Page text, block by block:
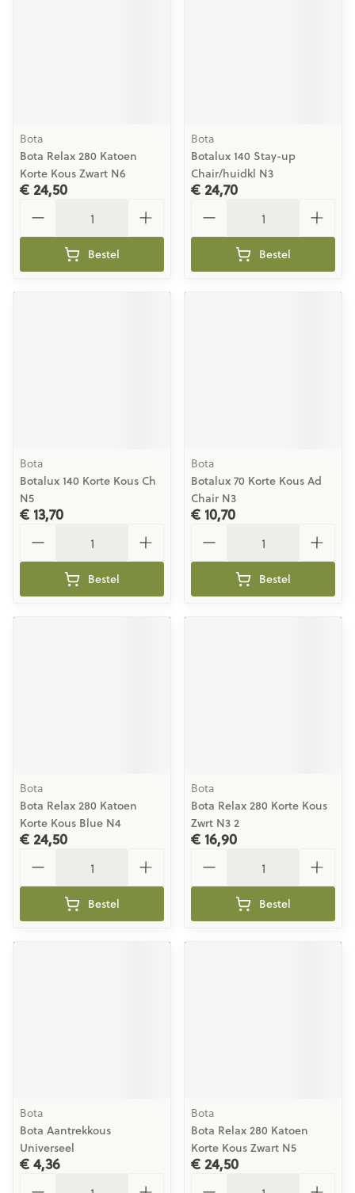
Bota
Bota Relax 280 Katoen
Korte Kous Zwart N6
€ 24,50
Bestel
Bota
Botalux 140 Stay-up
Chair/huidkl N3
€ 24,70
Bestel
Bota
Botalux 140 Korte Kous Ch
N5
€ 13,70
Bestel
Bota
Botalux 70 Korte Kous Ad
Chair N3
€ 10,70
Bestel
Bota
Bota Relax 280 Katoen
Korte Kous Blue N4
€ 24,50
Bestel
Bota
Bota Relax 280 Korte Kous
Zwrt N3 2
€ 16,90
Bestel
Bota
Bota Aantrekkous
Universeel
€ 4,36
Bota
Bota Relax 280 Katoen
Korte Kous Zwart N5
€ 24,50